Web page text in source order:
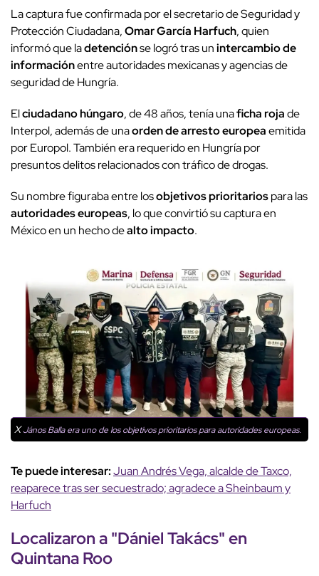
La captura fue confirmada por el secretario de Seguridad y
Protección Ciudadana,Omar García Harfuch, quien
informó que ladetenciónse logró tras unintercambio de
informaciónentre autoridades mexicanas y agencias de
seguridad de Hungría.
Elciudadano húngaro, de 48 años, tenía unaficha rojade
Interpol, además de unaorden de arresto europeaemitida
por Europol. También era requerido en Hungría por
presuntos delitos relacionados con tráfico de drogas.
Su nombre figuraba entre losobjetivos prioritariospara las
autoridades europeas, lo que convirtió su captura en
México en un hecho dealto impacto.
XJános Balla era uno de los objetivos prioritarios para autoridades europeas.
Te puede interesar:Juan Andrés Vega, alcalde de Taxco,
reaparece tras ser secuestrado; agradece a Sheinbaum y
Harfuch
Localizaron a "Dániel Takács" en
Quintana Roo